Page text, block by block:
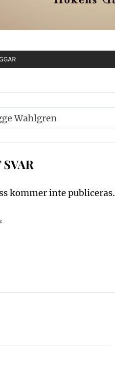
Wahlgren
kommer inte publiceras.